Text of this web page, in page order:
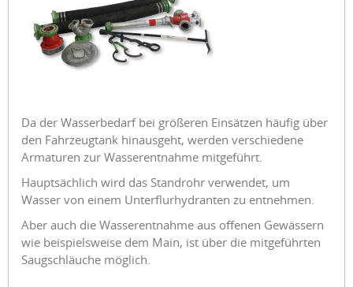
Da der Wasserbedarf bei größeren Einsätzen häufig über
den Fahrzeugtank hinausgeht, werden verschiedene
Armaturen zur Wasserentnahme mitgeführt.
Hauptsächlich wird das Standrohr verwendet, um
Wasser von einem Unterflurhydranten zu entnehmen.
Aber auch die Wasserentnahme aus offenen Gewässern
wie beispielsweise dem Main, ist über die mitgeführten
Saugschläuche möglich.